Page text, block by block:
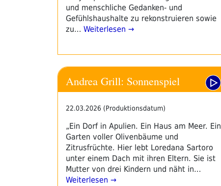
und menschliche Gedanken- und
Gefühlshaushalte zu rekonstruieren sowie
zu… Weiterlesen →
Andrea Grill: Sonnenspiel
22.03.2026 (Produktionsdatum)
„Ein Dorf in Apulien. Ein Haus am Meer. Ein
Garten voller Olivenbäume und
Zitrusfrüchte. Hier lebt Loredana Sartoro
unter einem Dach mit ihren Eltern. Sie ist
Mutter von drei Kindern und näht in…
Weiterlesen →